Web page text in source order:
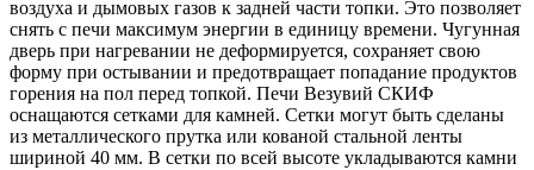
воздуха и дымовых газов к задней части топки. Это позволяет
снять с печи максимум энергии в единицу времени. Чугунная
дверь при нагревании не деформируется, сохраняет свою
форму при остывании и предотвращает попадание продуктов
горения на пол перед топкой. Печи Везувий СКИФ
оснащаются сетками для камней. Сетки могут быть сделаны
из металлического прутка или кованой стальной ленты
шириной 40 мм. В сетки по всей высоте укладываются камни